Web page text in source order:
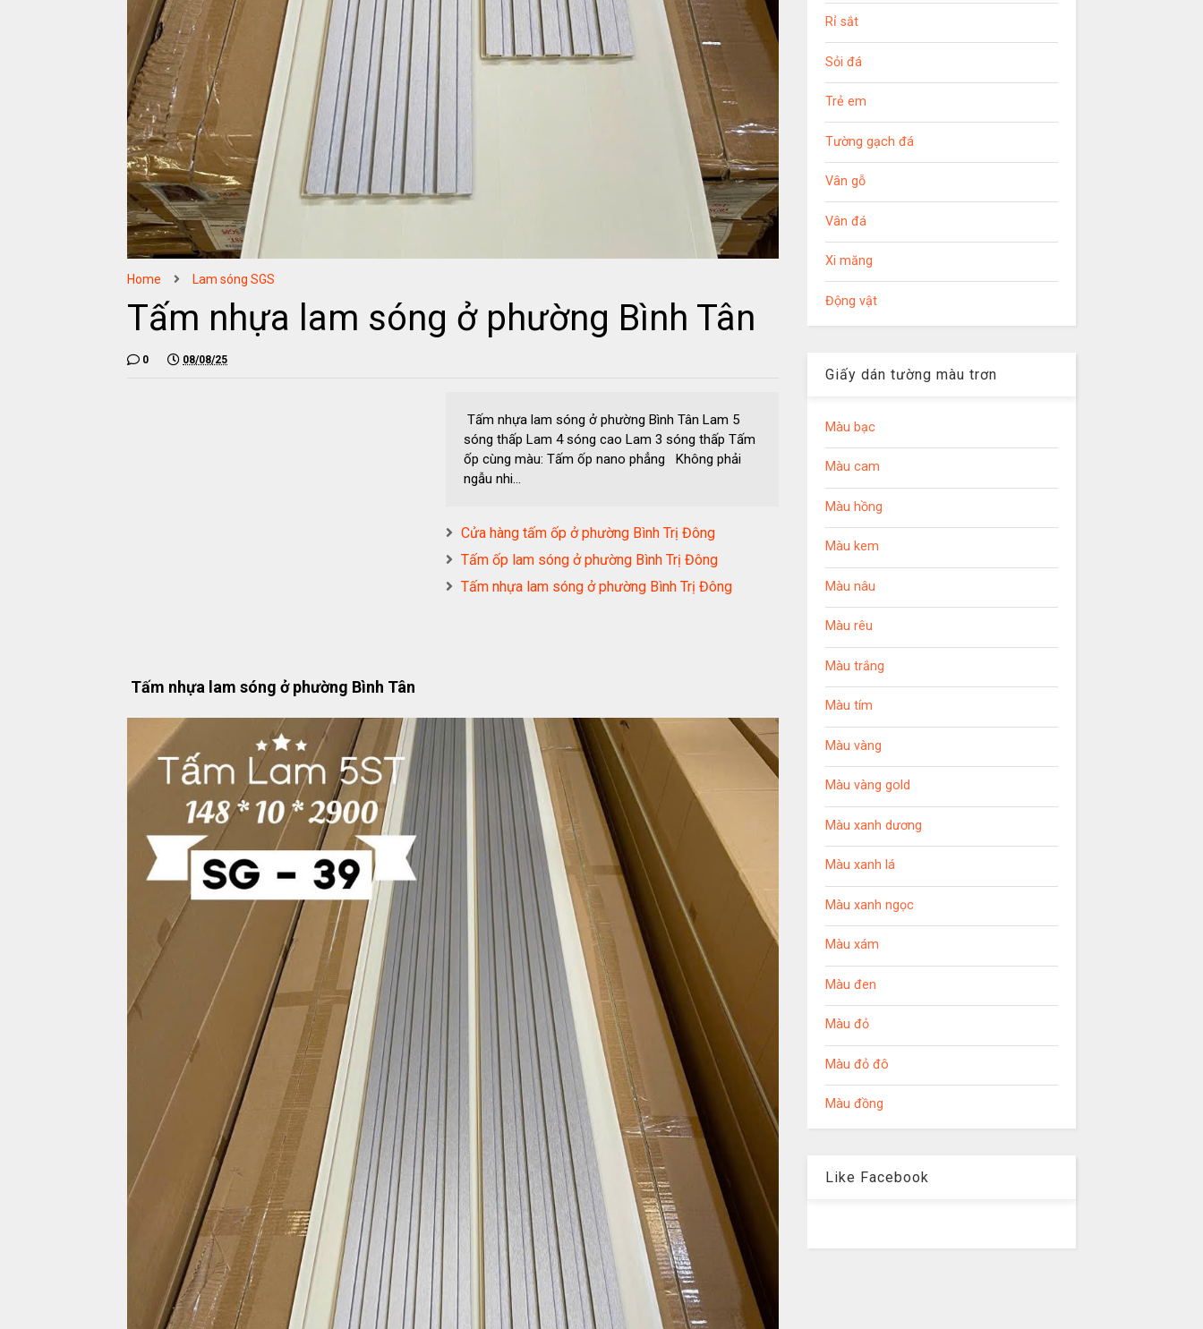
Home Lam sóng SGS
Tấm nhựa lam sóng ở phường Bình Tân
0 08/08/25
Tấm nhựa lam sóng ở phường Bình Tân Lam 5
sóng thấp Lam 4 sóng cao Lam 3 sóng thấp Tấm
ốp cùng màu: Tấm ốp nano phẳng Không phải
ngẫu nhi...
Cửa hàng tấm ốp ở phường Bình Trị Đông
Tấm ốp lam sóng ở phường Bình Trị Đông
Tấm nhựa lam sóng ở phường Bình Trị Đông
Tấm nhựa lam sóng ở phường Bình Tân
Rỉ sắt
Sỏi đá
Trẻ em
Tường gạch đá
Vân gỗ
Vân đá
Xi măng
Động vật
Giấy dán tường màu trơn
Màu bạc
Màu cam
Màu hồng
Màu kem
Màu nâu
Màu rêu
Màu trắng
Màu tím
Màu vàng
Màu vàng gold
Màu xanh dương
Màu xanh lá
Màu xanh ngọc
Màu xám
Màu đen
Màu đỏ
Màu đỏ đô
Màu đồng
Like Facebook